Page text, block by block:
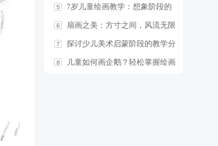
5
7岁儿童绘画教学：想象阶段的
6 扇画之美：方寸之间，风流无限
7
探讨少儿美术启蒙阶段的教学分
8
儿童如何画企鹅？轻松掌握绘画